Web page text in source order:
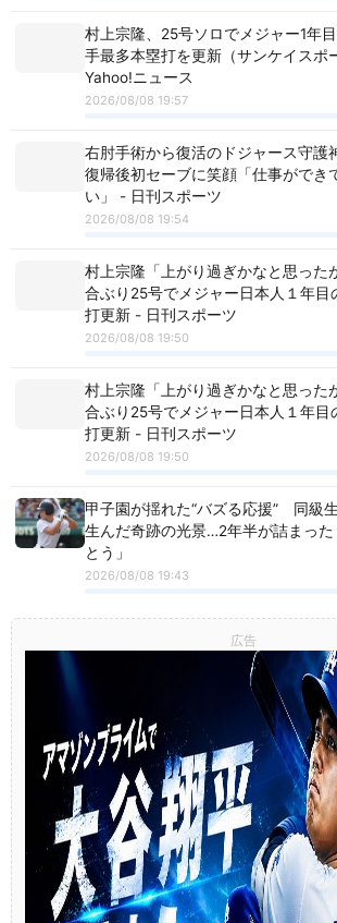
村上宗隆、25号ソロでメジャー1年
手最多本塁打を更新（サンケイスポ
Yahoo!ニュース
2026/08/08 19:57
右肘手術から復活のドジャース守護
復帰後初セーブに笑顔「仕事ができ
い」 - 日刊スポーツ
2026/08/08 19:54
村上宗隆「上がり過ぎかなと思った
合ぶり25号でメジャー日本人１年目
打更新 - 日刊スポーツ
2026/08/08 19:50
村上宗隆「上がり過ぎかなと思った
合ぶり25号でメジャー日本人１年目
打更新 - 日刊スポーツ
2026/08/08 19:50
甲子園が揺れた“バズる応援” 同級
生んだ奇跡の光景…2年半が詰まった
とう」
2026/08/08 19:43
広告